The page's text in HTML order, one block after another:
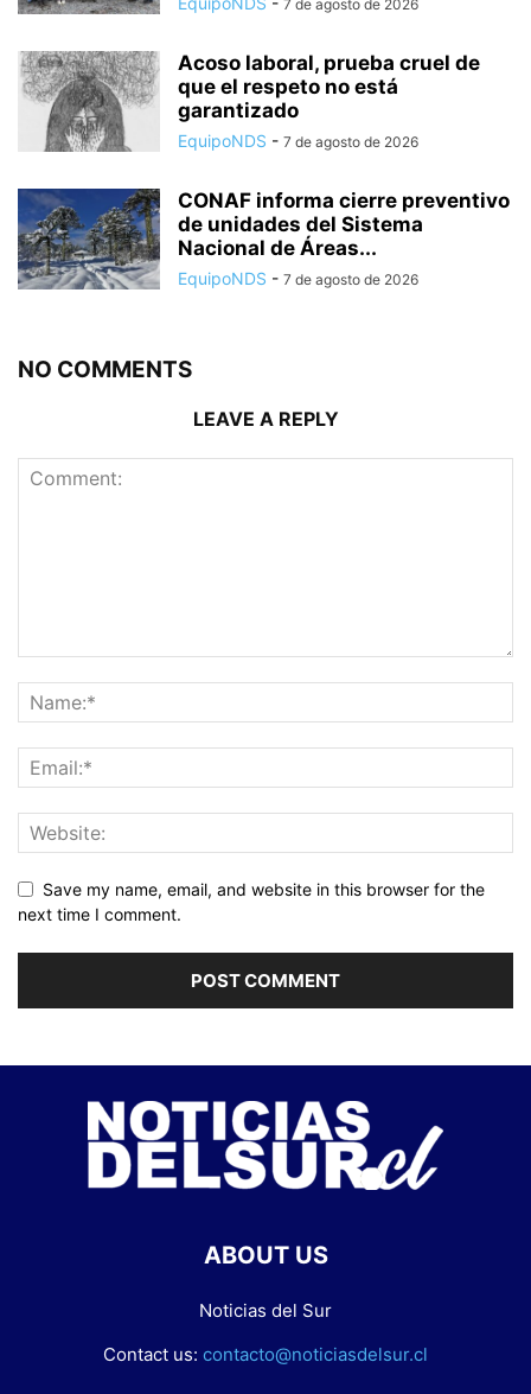
7 de agosto de 2026
Acoso laboral, prueba cruel de
que el respeto no está
garantizado
EquipoNDS - 7 de agosto de 2026
CONAF informa cierre preventivo
de unidades del Sistema
Nacional de Áreas...
EquipoNDS - 7 de agosto de 2026
NO COMMENTS
LEAVE A REPLY
Save my name, email, and website in this browser for the
next time I comment.
ABOUT US
Noticias del Sur
Contact us: contacto@noticiasdelsur.cl